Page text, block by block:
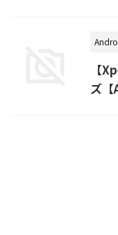
【
ズ【